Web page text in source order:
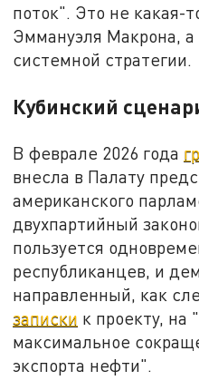
поток". Это не какая-
Эммануэля Макрона, а
системной стратегии.
Кубинский
В феврале 2026 года
внесла в Палату
американского
двухпартийный
пользуется
республиканцев, и
направленный, как
записки к проекту, на
максимальное
экспорта нефти".